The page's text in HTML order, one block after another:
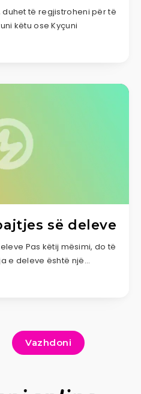
duhet të regjistroheni për të
këtu ose Kyçuni
së deleve
Pas këtij mësimi, do të
e deleve është një…
Vazhdoni